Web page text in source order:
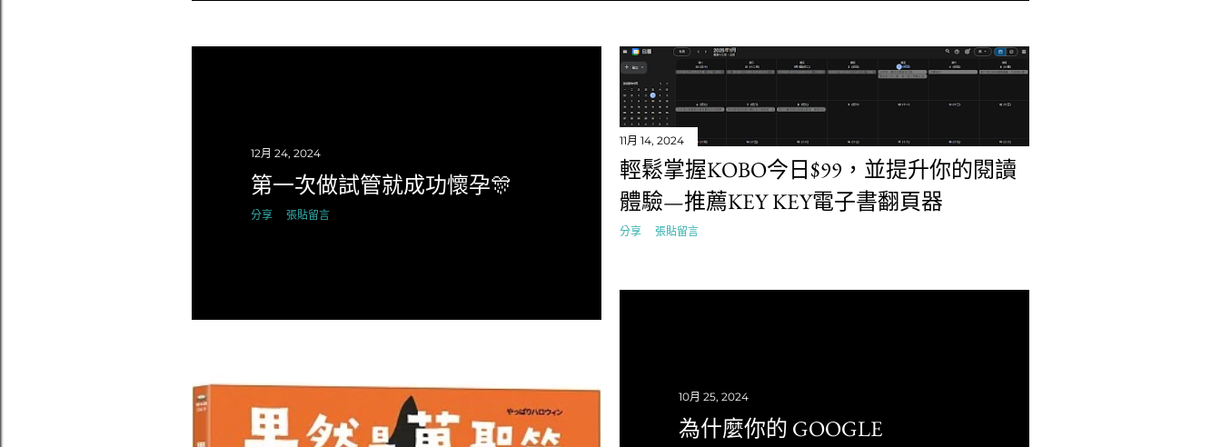
12月 24, 2024
第一次做試管就成功懷孕🎊
分享 張貼留言
11月 14, 2024
輕鬆掌握KOBO今日$99，並提升你的閱讀
體驗—推薦KEY KEY電子書翻頁器
分享 張貼留言
10月 25, 2024
為什麼你的 GOOGLE